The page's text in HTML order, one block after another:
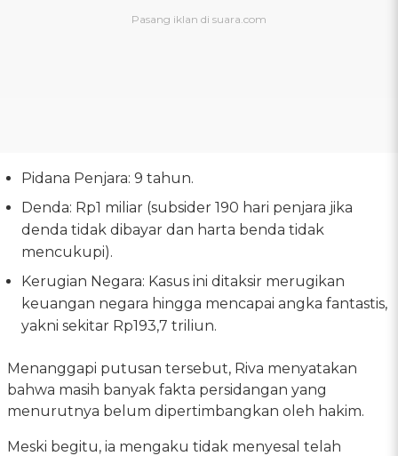
Pidana Penjara: 9 tahun.
Denda: Rp1 miliar (subsider 190 hari penjara jika
denda tidak dibayar dan harta benda tidak
mencukupi).
Kerugian Negara: Kasus ini ditaksir merugikan
keuangan negara hingga mencapai angka fantastis,
yakni sekitar Rp193,7 triliun.
Menanggapi putusan tersebut, Riva menyatakan
bahwa masih banyak fakta persidangan yang
menurutnya belum dipertimbangkan oleh hakim.
Meski begitu, ia mengaku tidak menyesal telah